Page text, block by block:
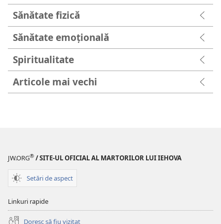
Sănătate fizică
Sănătate emoțională
Spiritualitate
Articole mai vechi
JW.ORG® / SITE-UL OFICIAL AL MARTORILOR LUI IEHOVA
Setări de aspect
Linkuri rapide
Doresc să fiu vizitat